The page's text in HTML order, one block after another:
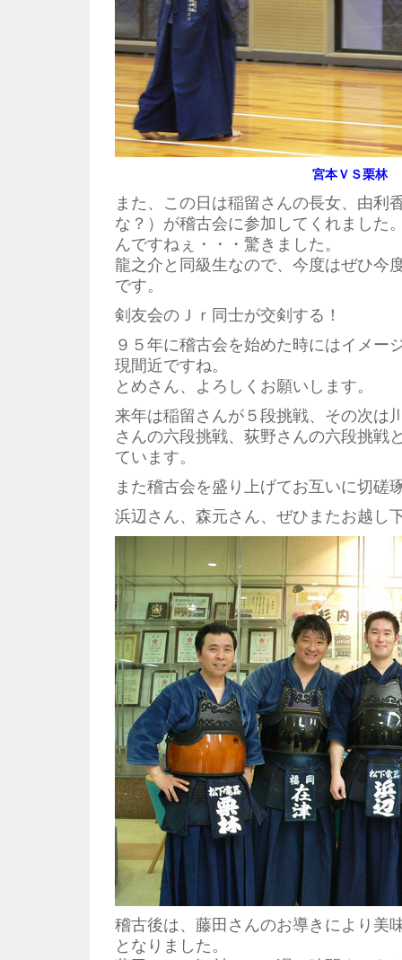
宮本ＶＳ栗林
また、この日は稲留さんの長女、由利
な？）が稽古会に参加してくれました
んですねぇ・・・驚きました。
龍之介と同級生なので、今度はぜひ今
です。
剣友会のＪｒ同士が交剣する！
９５年に稽古会を始めた時にはイメー
現間近ですね。
とめさん、よろしくお願いします。
来年は稲留さんが５段挑戦、その次は
さんの六段挑戦、荻野さんの六段挑戦
ています。
また稽古会を盛り上げてお互いに切磋
浜辺さん、森元さん、ぜひまたお越し
稽古後は、藤田さんのお導きにより美
となりました。